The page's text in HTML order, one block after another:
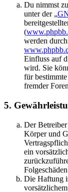
Du nimmst
unter der „
(
werden
Einfluss auf
wird. Sie
für
fremder
5.
Der
Körper und
ein
Die Haftung